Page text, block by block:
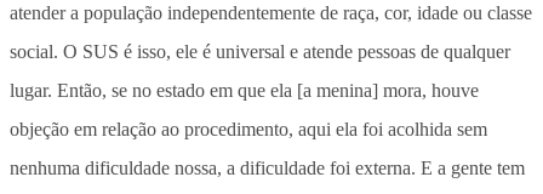
atender a população independentemente de raça, cor, idade ou classe
social. O SUS é isso, ele é universal e atende pessoas de qualquer
lugar. Então, se no estado em que ela [a menina] mora, houve
objeção em relação ao procedimento, aqui ela foi acolhida sem
nenhuma dificuldade nossa, a dificuldade foi externa. E a gente tem